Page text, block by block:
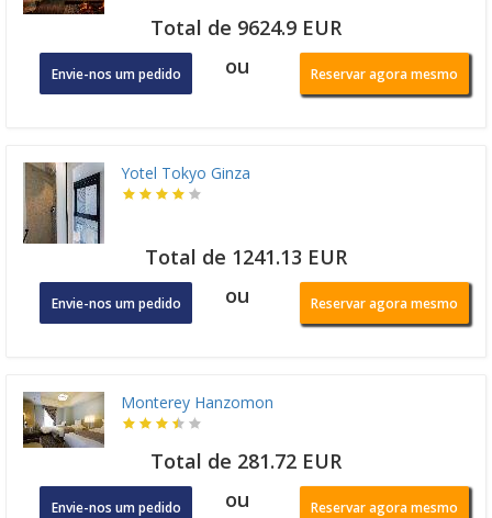
Total de 9624.9 EUR
Envie-nos um pedido ou Reservar agora mesmo
Yotel Tokyo Ginza
Total de 1241.13 EUR
Envie-nos um pedido ou Reservar agora mesmo
Monterey Hanzomon
Total de 281.72 EUR
Envie-nos um pedido ou Reservar agora mesmo